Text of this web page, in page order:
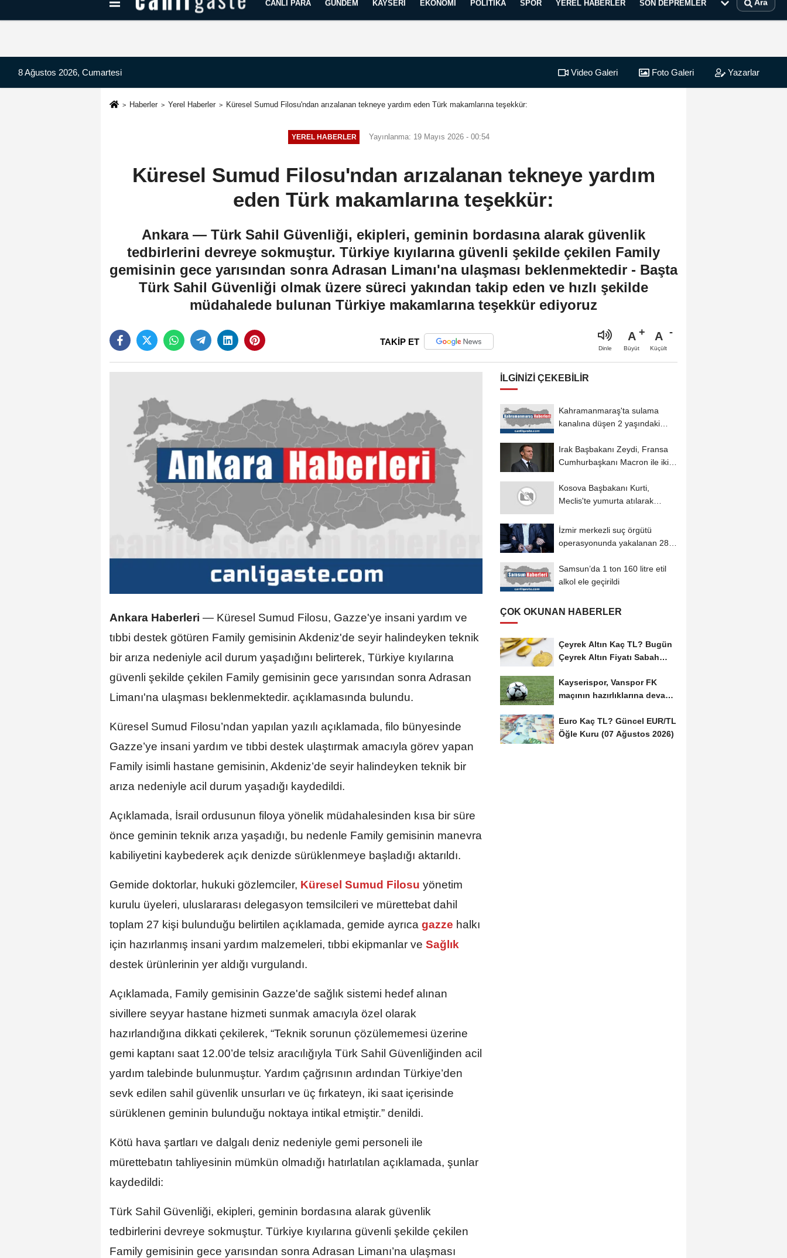
Kayseri Haberleri Can Radyo Dinle
CANLI PARA GÜNDEM KAYSERI EKONOMI POLITIKA SPOR YEREL HABERLER SON DEPREMLER Ara
8 Ağustos 2026, Cumartesi Video Galeri Foto Galeri Yazarlar
Haberler Yerel Haberler Küresel Sumud Filosu'ndan arızalanan tekneye yardım eden Türk makamlarına teşekkür:
YEREL HABERLER Yayınlanma: 19 Mayıs 2026 - 00:54
Küresel Sumud Filosu'ndan arızalanan tekneye yardım
eden Türk makamlarına teşekkür:
Ankara — Türk Sahil Güvenliği, ekipleri, geminin bordasına alarak güvenlik
tedbirlerini devreye sokmuştur. Türkiye kıyılarına güvenli şekilde çekilen Family
gemisinin gece yarısından sonra Adrasan Limanı'na ulaşması beklenmektedir - Başta
Türk Sahil Güvenliği olmak üzere süreci yakından takip eden ve hızlı şekilde
müdahalede bulunan Türkiye makamlarına teşekkür ediyoruz
TAKİP ET
Dinle
A
Büyüt
A
Küçült
Ankara Haberleri — Küresel Sumud Filosu, Gazze'ye insani yardım ve
tıbbi destek götüren Family gemisinin Akdeniz'de seyir halindeyken teknik
bir arıza nedeniyle acil durum yaşadığını belirterek, Türkiye kıyılarına
güvenli şekilde çekilen Family gemisinin gece yarısından sonra Adrasan
Limanı'na ulaşması beklenmektedir. açıklamasında bulundu.
Küresel Sumud Filosu’ndan yapılan yazılı açıklamada, filo bünyesinde
Gazze’ye insani yardım ve tıbbi destek ulaştırmak amacıyla görev yapan
Family isimli hastane gemisinin, Akdeniz’de seyir halindeyken teknik bir
arıza nedeniyle acil durum yaşadığı kaydedildi.
Açıklamada, İsrail ordusunun filoya yönelik müdahalesinden kısa bir süre
önce geminin teknik arıza yaşadığı, bu nedenle Family gemisinin manevra
kabiliyetini kaybederek açık denizde sürüklenmeye başladığı aktarıldı.
Gemide doktorlar, hukuki gözlemciler, Küresel Sumud Filosu yönetim
kurulu üyeleri, uluslararası delegasyon temsilcileri ve mürettebat dahil
toplam 27 kişi bulunduğu belirtilen açıklamada, gemide ayrıca gazze halkı
için hazırlanmış insani yardım malzemeleri, tıbbi ekipmanlar ve Sağlık
destek ürünlerinin yer aldığı vurgulandı.
Açıklamada, Family gemisinin Gazze'de sağlık sistemi hedef alınan
sivillere seyyar hastane hizmeti sunmak amacıyla özel olarak
hazırlandığına dikkati çekilerek, “Teknik sorunun çözülememesi üzerine
gemi kaptanı saat 12.00’de telsiz aracılığıyla Türk Sahil Güvenliğinden acil
yardım talebinde bulunmuştur. Yardım çağrısının ardından Türkiye’den
sevk edilen sahil güvenlik unsurları ve üç fırkateyn, iki saat içerisinde
sürüklenen geminin bulunduğu noktaya intikal etmiştir.” denildi.
Kötü hava şartları ve dalgalı deniz nedeniyle gemi personeli ile
mürettebatın tahliyesinin mümkün olmadığı hatırlatılan açıklamada, şunlar
kaydedildi:
Türk Sahil Güvenliği, ekipleri, geminin bordasına alarak güvenlik
tedbirlerini devreye sokmuştur. Türkiye kıyılarına güvenli şekilde çekilen
Family gemisinin gece yarısından sonra Adrasan Limanı’na ulaşması
İLGINIZI ÇEKEBILIR
Kahramanmaraş'ta sulama
kanalına düşen 2 yaşındaki
Irak Başbakanı Zeydi, Fransa
Cumhurbaşkanı Macron ile iki
Kosova Başbakanı Kurti,
Meclis'te yumurta atılarak
İzmir merkezli suç örgütü
operasyonunda yakalanan 28
Samsun’da 1 ton 160 litre etil
alkol ele geçirildi
ÇOK OKUNAN HABERLER
Çeyrek Altın Kaç TL? Bugün
Çeyrek Altın Fiyatı Sabah
Kayserispor, Vanspor FK
maçının hazırlıklarına devam
Euro Kaç TL? Güncel EUR/TL
Öğle Kuru (07 Ağustos 2026)